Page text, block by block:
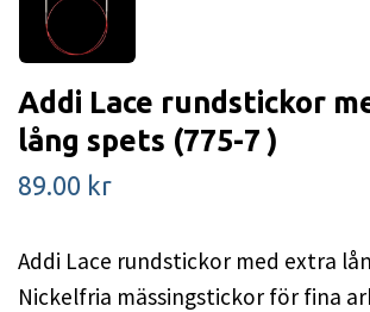
Addi Lace rundstickor
lång spets (775-7 )
89.00 kr
Addi Lace rundstickor med extra
Nickelfria mässingstickor för fina